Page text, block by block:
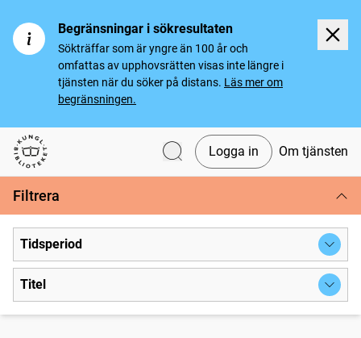
Begränsningar i sökresultaten
Sökträffar som är yngre än 100 år och
omfattas av upphovsrätten visas inte längre i
tjänsten när du söker på distans. Läs mer om
begränsningen.
Svenska tidningar
Logga in Om tjänsten
Filtrera
Tidsperiod
Titel